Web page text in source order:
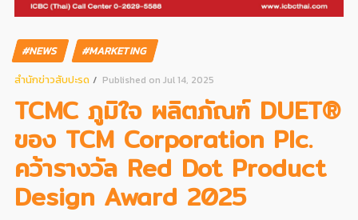
#NEWS
#MARKETING
สํานักข่าวสับปะรด
Published on Jul 14, 2025
TCMC ภูมิใจ ผลิตภัณฑ์ DUET®
ของ TCM Corporation Plc.
คว้ารางวัล Red Dot Product
Design Award 2025